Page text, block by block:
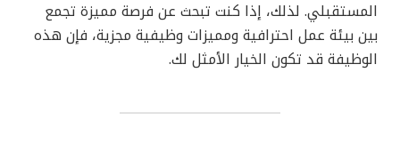
المستقبلي. لذلك، إذا كنت تبحث عن فرصة مميزة تجمع
بين بيئة عمل احترافية ومميزات وظيفية مجزية، فإن هذه
الوظيفة قد تكون الخيار الأمثل لك.